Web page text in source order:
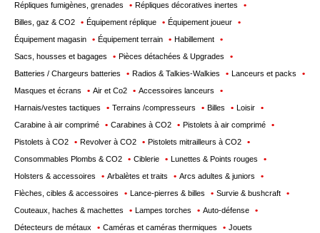
Répliques fumigènes, grenades
Répliques décoratives inertes
Billes, gaz & CO2
Équipement réplique
Équipement joueur
Équipement magasin
Équipement terrain
Habillement
Sacs, housses et bagages
Pièces détachées & Upgrades
Batteries / Chargeurs batteries
Radios & Talkies-Walkies
Lanceurs et packs
Masques et écrans
Air et Co2
Accessoires lanceurs
Harnais/vestes tactiques
Terrains /compresseurs Billes
Loisir
Carabine à air comprimé
Carabines à CO2
Pistolets à air comprimé
Pistolets à CO2
Revolver à CO2
Pistolets mitrailleurs à CO2
Consommables Plombs & CO2
Ciblerie
Lunettes & Points rouges
Holsters & accessoires
Arbalètes et traits
Arcs adultes & juniors
Flèches, cibles & accessoires
Lance-pierres & billes
Survie & bushcraft
Couteaux, haches & machettes
Lampes torches
Auto-défense
Détecteurs de métaux
Caméras et caméras thermiques
Jouets